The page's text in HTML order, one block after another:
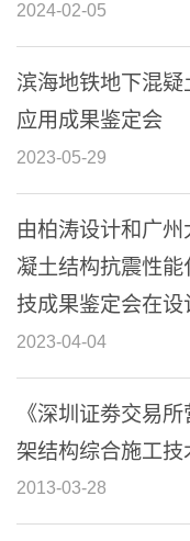
2024-02-05
滨海地铁地下混
应用成果鉴定会
2023-05-29
由柏涛设计和广
凝土结构抗震性能
技成果鉴定会在设
2023-04-04
《深圳证劵交易
架结构综合施工
2013-03-28